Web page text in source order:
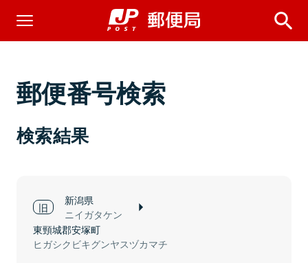
郵便番号検索
検索結果
新潟県
ニイガタケン
東頸城郡安塚町
ヒガシクビキグンヤスヅカマチ